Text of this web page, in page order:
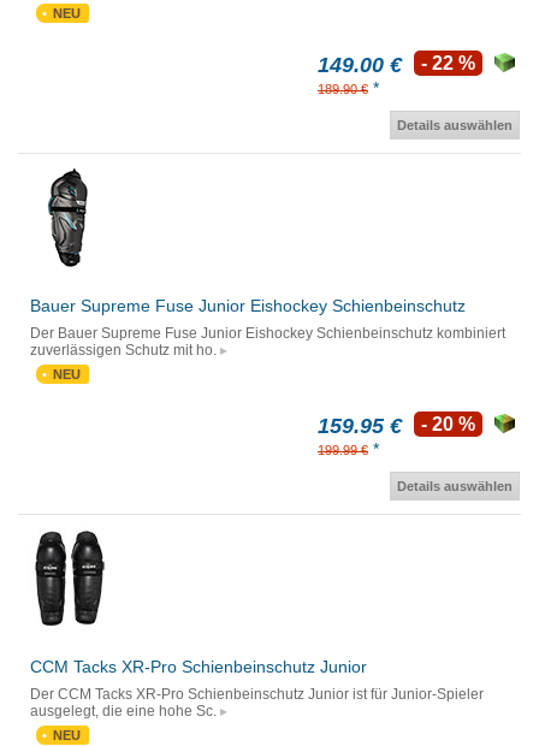
NEU
149.00 €
189.90 € *
- 22 %
Details auswählen
Bauer Supreme Fuse Junior Eishockey Schienbeinschutz
Der Bauer Supreme Fuse Junior Eishockey Schienbeinschutz kombiniert
zuverlässigen Schutz mit ho.
NEU
159.95 €
199.99 € *
- 20 %
Details auswählen
CCM Tacks XR-Pro Schienbeinschutz Junior
Der CCM Tacks XR-Pro Schienbeinschutz Junior ist für Junior-Spieler
ausgelegt, die eine hohe Sc.
NEU